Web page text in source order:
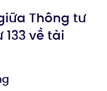
Thông tư
về tài